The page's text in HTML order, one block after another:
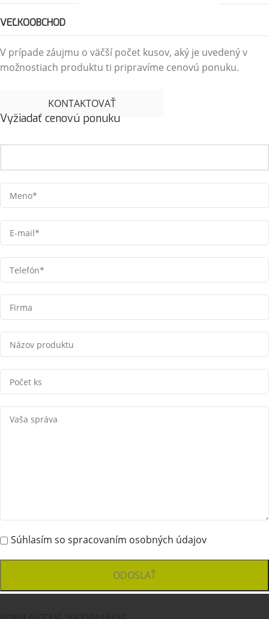
VEĽKOOBCHOD
V prípade záujmu o väčší počet kusov, aký je uvedený v
možnostiach produktu ti pripravíme cenovú ponuku.
KONTAKTOVAŤ
Vyžiadať cenovú ponuku
Súhlasím so spracovaním osobných údajov